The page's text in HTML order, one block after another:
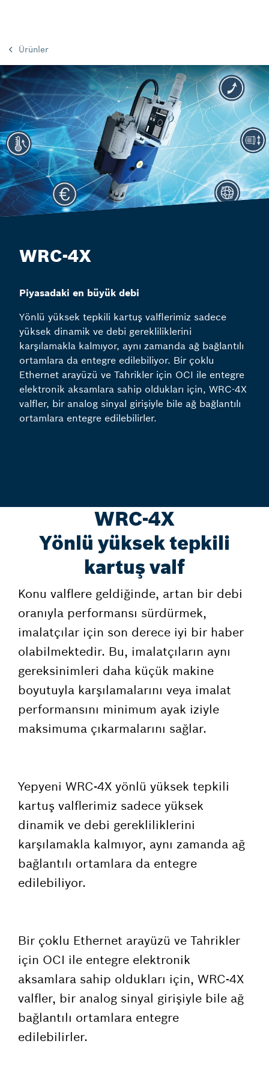
Ürünler
WRC-4X
Piyasadaki en büyük debi
Yönlü yüksek tepkili kartuş valflerimiz sadece
yüksek dinamik ve debi gerekliliklerini
karşılamakla kalmıyor, aynı zamanda ağ bağlantılı
ortamlara da entegre edilebiliyor. Bir çoklu
Ethernet arayüzü ve Tahrikler için OCI ile entegre
elektronik aksamlara sahip oldukları için, WRC-4X
valfler, bir analog sinyal girişiyle bile ağ bağlantılı
ortamlara entegre edilebilirler.
WRC-4X
Yönlü yüksek tepkili
kartuş valf
Konu valflere geldiğinde, artan bir debi
oranıyla performansı sürdürmek,
imalatçılar için son derece iyi bir haber
olabilmektedir. Bu, imalatçıların aynı
gereksinimleri daha küçük makine
boyutuyla karşılamalarını veya imalat
performansını minimum ayak iziyle
maksimuma çıkarmalarını sağlar.
Yepyeni WRC-4X yönlü yüksek tepkili
kartuş valflerimiz sadece yüksek
dinamik ve debi gerekliliklerini
karşılamakla kalmıyor, aynı zamanda ağ
bağlantılı ortamlara da entegre
edilebiliyor.
Bir çoklu Ethernet arayüzü ve Tahrikler
için OCI ile entegre elektronik
aksamlara sahip oldukları için, WRC-4X
valfler, bir analog sinyal girişiyle bile ağ
bağlantılı ortamlara entegre
edilebilirler.